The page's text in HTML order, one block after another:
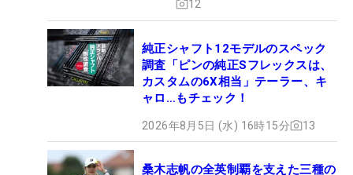
12
純正シャフト12モデルのスペック
調査「ピンの純正Sフレックスは、
カスタムの6X相当」テーラー、キ
ャロ…もチェック！
2026年8月5日 (水) 16時15分 13
桑木志帆の全英制覇を支えた三種の